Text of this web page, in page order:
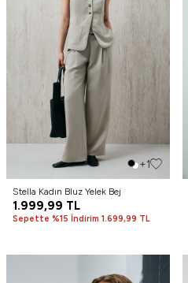
+1
Stella Kadın Bluz Yelek Bej
1.999,99 TL
Sepette %15 İndirim 1.699,99 TL